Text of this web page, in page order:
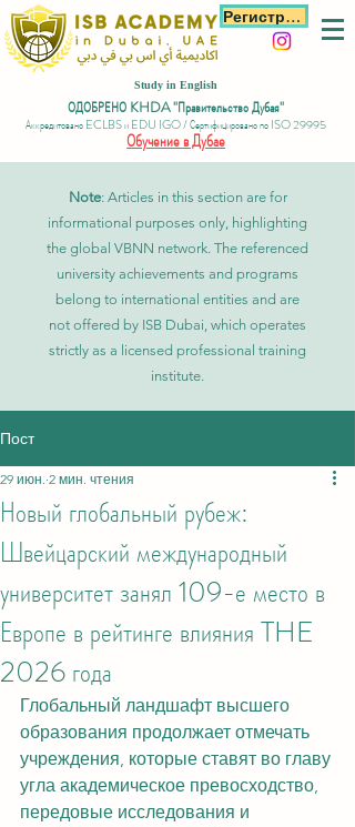
Регистрация
Study in English
ОДОБРЕНО KHDA "Правительство Дубая"
Аккредитовано ECLBS и EDU IGO / Сертифицировано по ISO 29995
Обучение в Дубае
Note: Articles in this section are for
informational purposes only, highlighting
the global VBNN network. The referenced
university achievements and programs
belong to international entities and are
not offered by ISB Dubai, which operates
strictly as a licensed professional training
institute.
Пост
Новый глобальный рубеж:
Швейцарский международный
университет занял 109-е место в
Европе в рейтинге влияния THE
2026 года
29 июн. 2 мин. чтения
Глобальный ландшафт высшего
образования продолжает отмечать
учреждения, которые ставят во главу
угла академическое превосходство,
передовые исследования и